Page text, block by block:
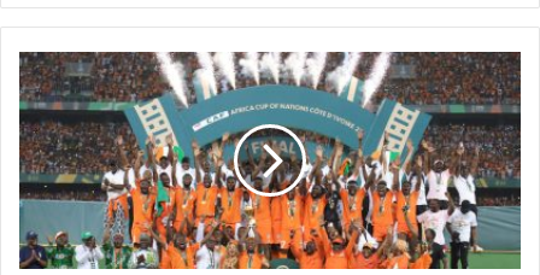
ر
د
ك
ا
ل
إ
ل
ك